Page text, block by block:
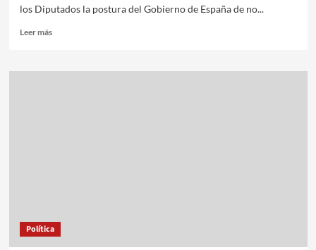
los Diputados la postura del Gobierno de España de no...
Leer más
Política